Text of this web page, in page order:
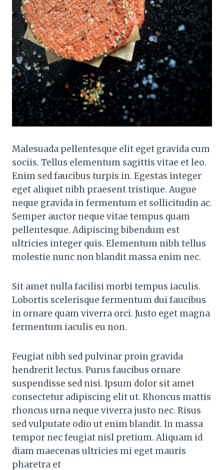
Malesuada pellentesque elit eget gravida cum
sociis. Tellus elementum sagittis vitae et leo.
Enim sed faucibus turpis in. Egestas integer
eget aliquet nibh praesent tristique. Augue
neque gravida in fermentum et sollicitudin ac.
Semper auctor neque vitae tempus quam
pellentesque. Adipiscing bibendum est
ultricies integer quis. Elementum nibh tellus
molestie nunc non blandit massa enim nec.
Sit amet nulla facilisi morbi tempus iaculis.
Lobortis scelerisque fermentum dui faucibus
in ornare quam viverra orci. Justo eget magna
fermentum iaculis eu non.
Feugiat nibh sed pulvinar proin gravida
hendrerit lectus. Purus faucibus ornare
suspendisse sed nisi. Ipsum dolor sit amet
consectetur adipiscing elit ut. Rhoncus mattis
rhoncus urna neque viverra justo nec. Risus
sed vulputate odio ut enim blandit. In massa
tempor nec feugiat nisl pretium. Aliquam id
diam maecenas ultricies mi eget mauris
pharetra et